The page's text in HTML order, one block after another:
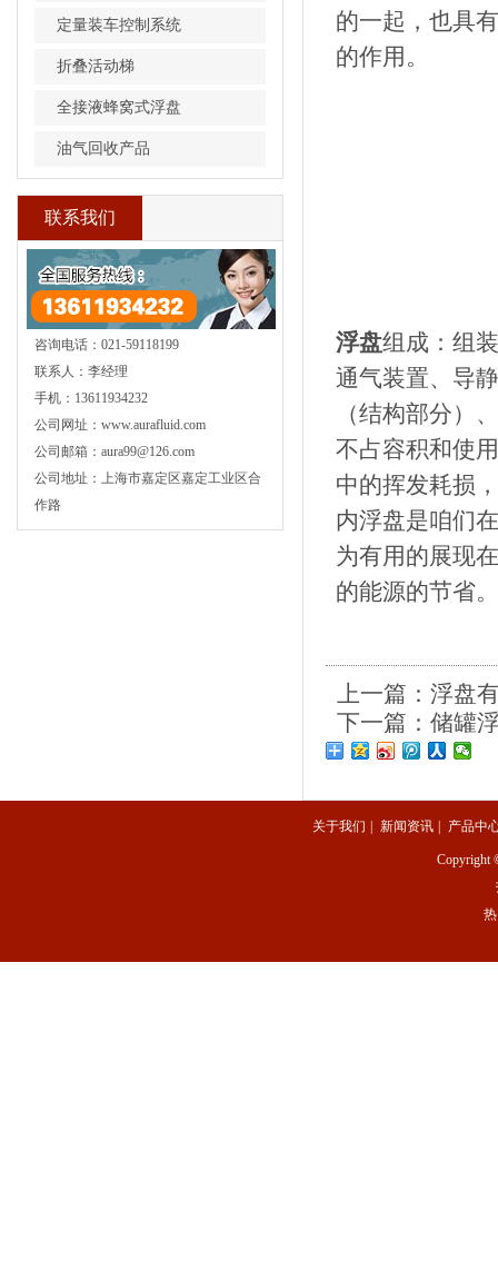
定量装车控制系统
折叠活动梯
全接液蜂窝式浮盘
油气回收产品
联系我们
咨询电话：021-59118199
联系人：李经理
手机：13611934232
公司网址：www.aurafluid.com
公司邮箱：aura99@126.com
公司地址：上海市嘉定区嘉定工业区合
作路
的一起，也具
的作用。
浮盘组成：组
通气装置、导
（结构部分）
不占容积和使
中的挥发耗损
内浮盘是咱们
为有用的展现
的能源的节省。
上一篇： 浮盘
下一篇： 储罐
关于我们 新闻资讯 产品中
Copyright